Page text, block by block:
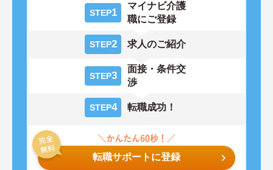
STEP1
マイナビ介護
職にご登録
STEP2 求人のご紹介
STEP3
面接・条件交
渉
STEP4 転職成功！
転職サポートに登録